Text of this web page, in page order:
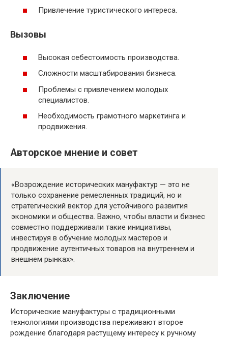
Привлечение туристического интереса.
Вызовы
Высокая себестоимость производства.
Сложности масштабирования бизнеса.
Проблемы с привлечением молодых
специалистов.
Необходимость грамотного маркетинга и
продвижения.
Авторское мнение и совет
«Возрождение исторических мануфактур — это не
только сохранение ремесленных традиций, но и
стратегический вектор для устойчивого развития
экономики и общества. Важно, чтобы власти и бизнес
совместно поддерживали такие инициативы,
инвестируя в обучение молодых мастеров и
продвижение аутентичных товаров на внутреннем и
внешнем рынках».
Заключение
Исторические мануфактуры с традиционными
технологиями производства переживают второе
рождение благодаря растущему интересу к ручному